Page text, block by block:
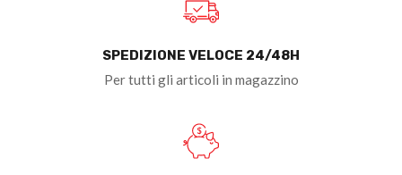
SPEDIZIONE VELOCE 24/48H
Per tutti gli articoli in magazzino